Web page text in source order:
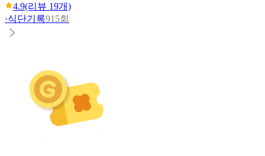
4.9(리뷰 19개)
·식단기록915회